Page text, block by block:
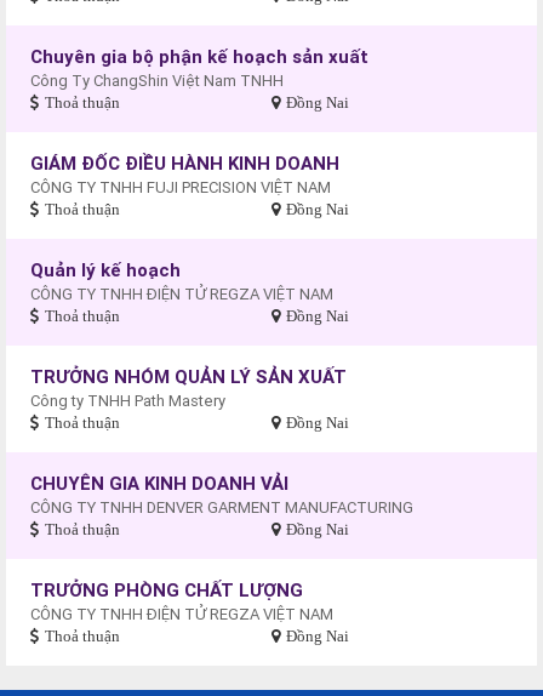
Chuyên gia bộ phận kế hoạch sản xuất
Công Ty ChangShin Việt Nam TNHH
Thoả thuận Đồng Nai
GIÁM ĐỐC ĐIỀU HÀNH KINH DOANH
CÔNG TY TNHH FUJI PRECISION VIỆT NAM
Thoả thuận Đồng Nai
Quản lý kế hoạch
CÔNG TY TNHH ĐIỆN TỬ REGZA VIỆT NAM
Thoả thuận Đồng Nai
TRƯỞNG NHÓM QUẢN LÝ SẢN XUẤT
Công ty TNHH Path Mastery
Thoả thuận Đồng Nai
CHUYÊN GIA KINH DOANH VẢI
CÔNG TY TNHH DENVER GARMENT MANUFACTURING
Thoả thuận Đồng Nai
TRƯỞNG PHÒNG CHẤT LƯỢNG
CÔNG TY TNHH ĐIỆN TỬ REGZA VIỆT NAM
Thoả thuận Đồng Nai